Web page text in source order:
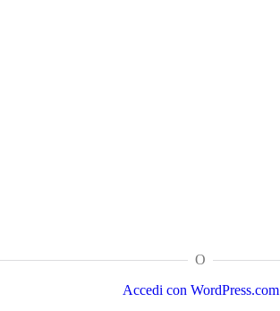
O
Accedi con WordPress.com